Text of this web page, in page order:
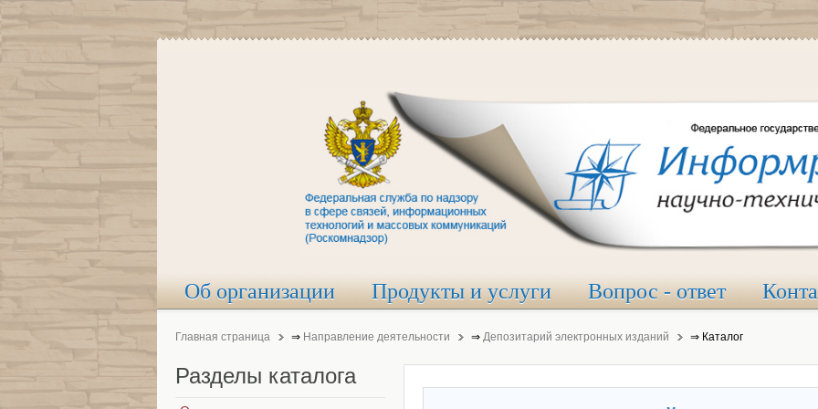
Об организации Продукты и услуги Вопрос - ответ
Главная страница ⇒ Направление деятельности ⇒ Депозитарий электронных изданий ⇒ Каталог
Разделы каталога